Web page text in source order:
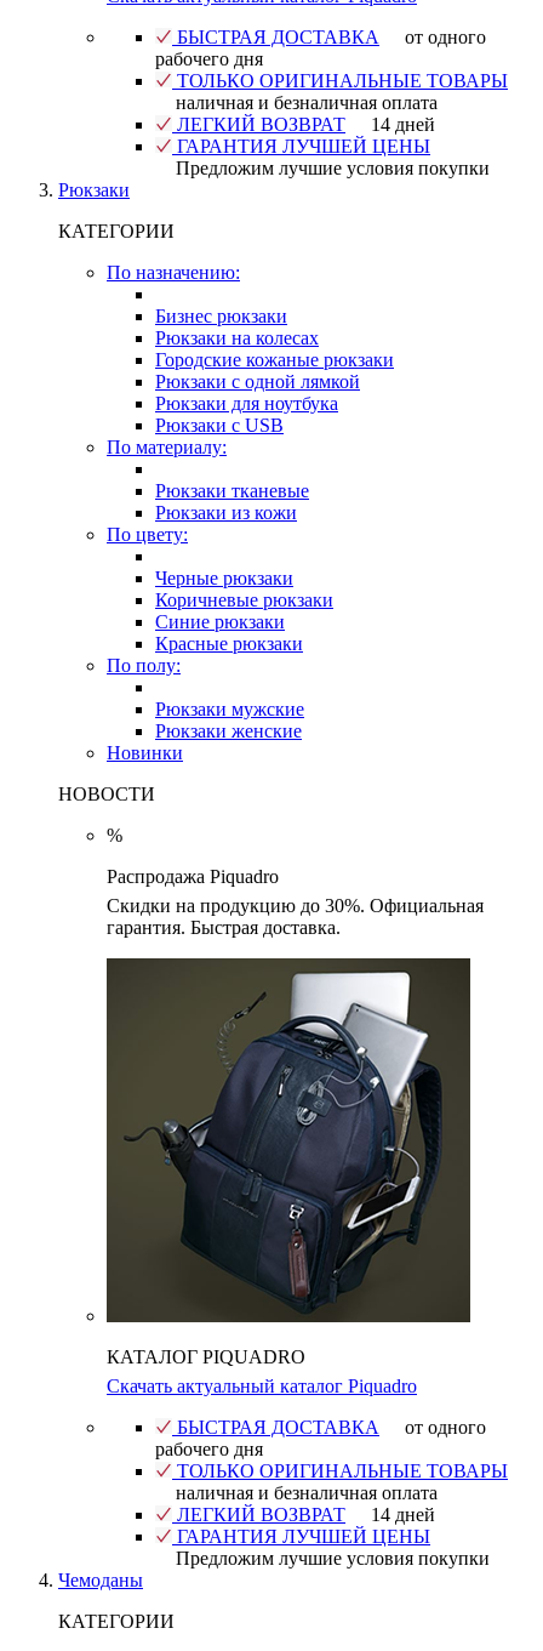
БЫСТРАЯ ДОСТАВКА
от одного
рабочего дня
ТОЛЬКО ОРИГИНАЛЬНЫЕ ТОВАРЫ
наличная и безналичная оплата
ЛЕГКИЙ ВОЗВРАТ
14 дней
ГАРАНТИЯ ЛУЧШЕЙ ЦЕНЫ
Предложим лучшие условия покупки
Рюкзаки
КАТЕГОРИИ
По назначению:
Бизнес рюкзаки
Рюкзаки на колесах
Городские кожаные рюкзаки
Рюкзаки с одной лямкой
Рюкзаки для ноутбука
Рюкзаки с USB
По материалу:
Рюкзаки тканевые
Рюкзаки из кожи
По цвету:
Черные рюкзаки
Коричневые рюкзаки
Синие рюкзаки
Красные рюкзаки
По полу:
Рюкзаки мужские
Рюкзаки женские
Новинки
НОВОСТИ
%
Распродажа Piquadro
Скидки на продукцию до 30%. Официальная
гарантия. Быстрая доставка.
КАТАЛОГ PIQUADRO
Скачать актуальный каталог Piquadro
БЫСТРАЯ ДОСТАВКА
от одного
рабочего дня
ТОЛЬКО ОРИГИНАЛЬНЫЕ ТОВАРЫ
наличная и безналичная оплата
ЛЕГКИЙ ВОЗВРАТ
14 дней
ГАРАНТИЯ ЛУЧШЕЙ ЦЕНЫ
Предложим лучшие условия покупки
Чемоданы
КАТЕГОРИИ